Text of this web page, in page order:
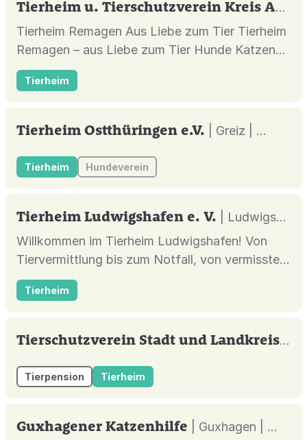
Tierheim u. Tierschutzverein Kreis Ahrweiler e.V.
Tierheim Remagen Aus Liebe zum Tier Tierheim
Remagen – aus Liebe zum Tier Hunde Katzen
Kleintiere Fundtiere Vermisste Tiere Zuhause
gefunden Grüße von Tieren Regenbogen-
Ehrenamt mit Herz und Schnauze! Nach einem
tollen ersten Jakobsmarkt geht’s diesen
Sonnt...
Tierheim
Tierheim Ostthüringen e.V. | Greiz |
Tierheim Hundeverein
Tierheim Ludwigshafen e. V.
| Ludwigshafen am Rhein |
Willkommen im Tierheim Ludwigshafen! Von
Tiervermittlung bis zum Notfall, von vermisstem
Tier bis zur Karriere. Wir sind für Sie da!
Tierheim
Tierschutzverein Stadt und Landkreis Emmendingen e.V.
Tierpension Tierheim
Guxhagener Katzenhilfe | Guxhagen |